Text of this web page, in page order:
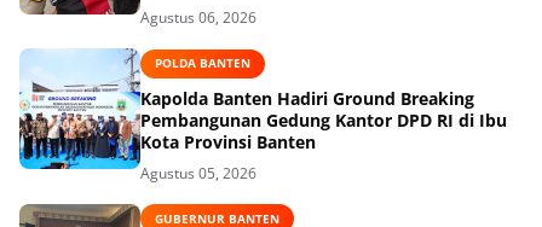
Agustus 06, 2026
POLDA BANTEN
Kapolda Banten Hadiri Ground Breaking
Pembangunan Gedung Kantor DPD RI di Ibu
Kota Provinsi Banten
Agustus 05, 2026
GUBERNUR BANTEN